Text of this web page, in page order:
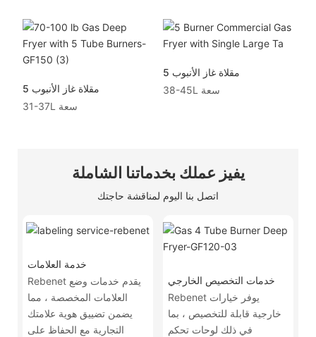
5 مقلاة غاز الأنبوب
31-37L سعة
5 مقلاة غاز الأنبوب
38-45L سعة
يفيز عملك بخدماتنا الشاملة
اتصل بنا اليوم لمناقشة حاجتك
خدمة العلامات
Rebenet يقدم خدمات وضع
العلامات المخصصة ، مما
يضمن تضييق هوية علامتك
التجارية مع الحفاظ على
خدمات التخصيص الخارجي
Rebenet يوفر خيارات
خارجية قابلة للتخصيص ، بما
في ذلك لوحات تحكم